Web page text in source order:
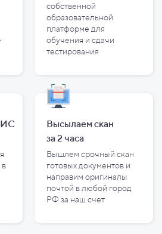
собственной
образовательной
платформе для
обучения и сдачи
тестирования
в
Высылаем скан
за2 часа
Вышлем срочный скан
готовых документов и
направим оригиналы
почтой в любой город
РФ за наш счет